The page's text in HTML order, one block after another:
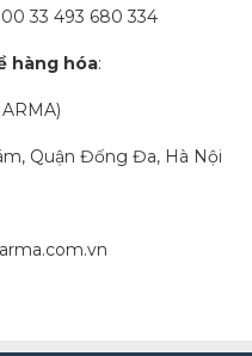
680 334
hàng hóa:
Quận Đống Đa, Hà Nội